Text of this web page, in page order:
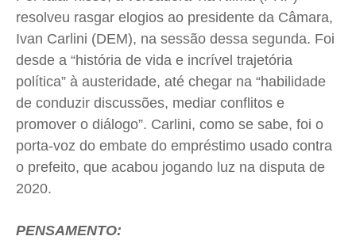
resolveu rasgar elogios ao presidente da Câmara,
Ivan Carlini (DEM), na sessão dessa segunda. Foi
desde a “história de vida e incrível trajetória
política” à austeridade, até chegar na “habilidade
de conduzir discussões, mediar conflitos e
promover o diálogo”. Carlini, como se sabe, foi o
porta-voz do embate do empréstimo usado contra
o prefeito, que acabou jogando luz na disputa de
2020.
PENSAMENTO: